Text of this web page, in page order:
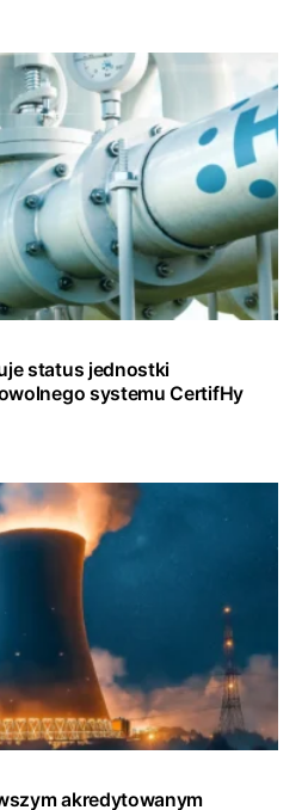
status jednostki
systemu CertifHy
akredytowanym